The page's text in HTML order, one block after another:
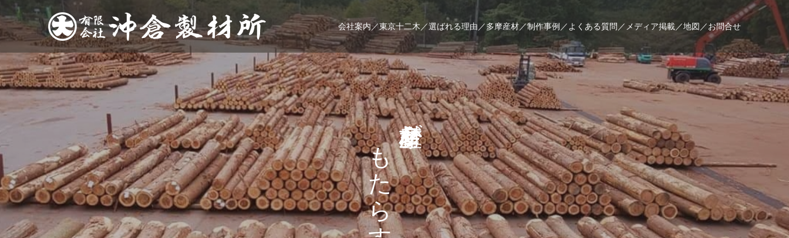
会社案内／東京十二木／選ばれる理由／多摩産材／制作事例／よくある質問／ メディア掲載／地図／お問合せ
が
も
た
ら
す
せ